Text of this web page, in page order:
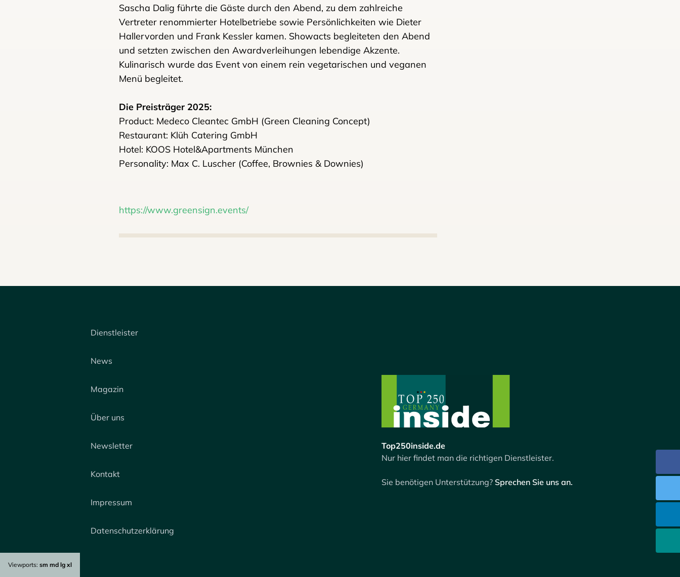
Viewports: sm md lg xl
Sascha Dalig führte die Gäste durch den Abend, zu dem zahlreiche
Vertreter renommierter Hotelbetriebe sowie Persönlichkeiten wie Dieter
Hallervorden und Frank Kessler kamen. Showacts begleiteten den Abend
und setzten zwischen den Awardverleihungen lebendige Akzente.
Kulinarisch wurde das Event von einem rein vegetarischen und veganen
Menü begleitet.
Die Preisträger 2025:
Product: Medeco Cleantec GmbH (Green Cleaning Concept)
Restaurant: Klüh Catering GmbH
Hotel: KOOS Hotel&Apartments München
Personality: Max C. Luscher (Coffee, Brownies & Downies)
https://www.greensign.events/
Dienstleister
News
Magazin
Über uns
Newsletter
Kontakt
Impressum
Datenschutzerklärung
Top250inside.de
Nur hier findet man die richtigen Dienstleister.
Sie benötigen Unterstützung? Sprechen Sie uns an.